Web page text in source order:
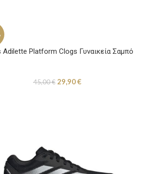
Adilette Platform Clogs Γυναικεία Σαμπό
45,00€ 29,90€